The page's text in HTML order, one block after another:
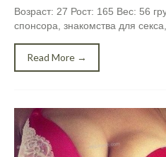
Возраст: 27 Рост: 165 Вес: 56
спонсора, знакомства для
Read More →